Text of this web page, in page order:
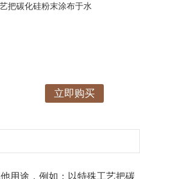
把碳化硅粉末涂布于水
立即购买
用途，例如：以特殊工艺把碳